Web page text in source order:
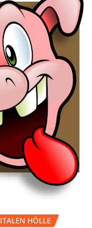
HÖLLE